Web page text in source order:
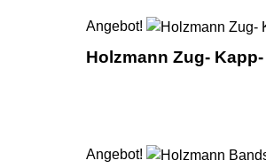
Angebot!
Holzmann Zug-
Angebot!